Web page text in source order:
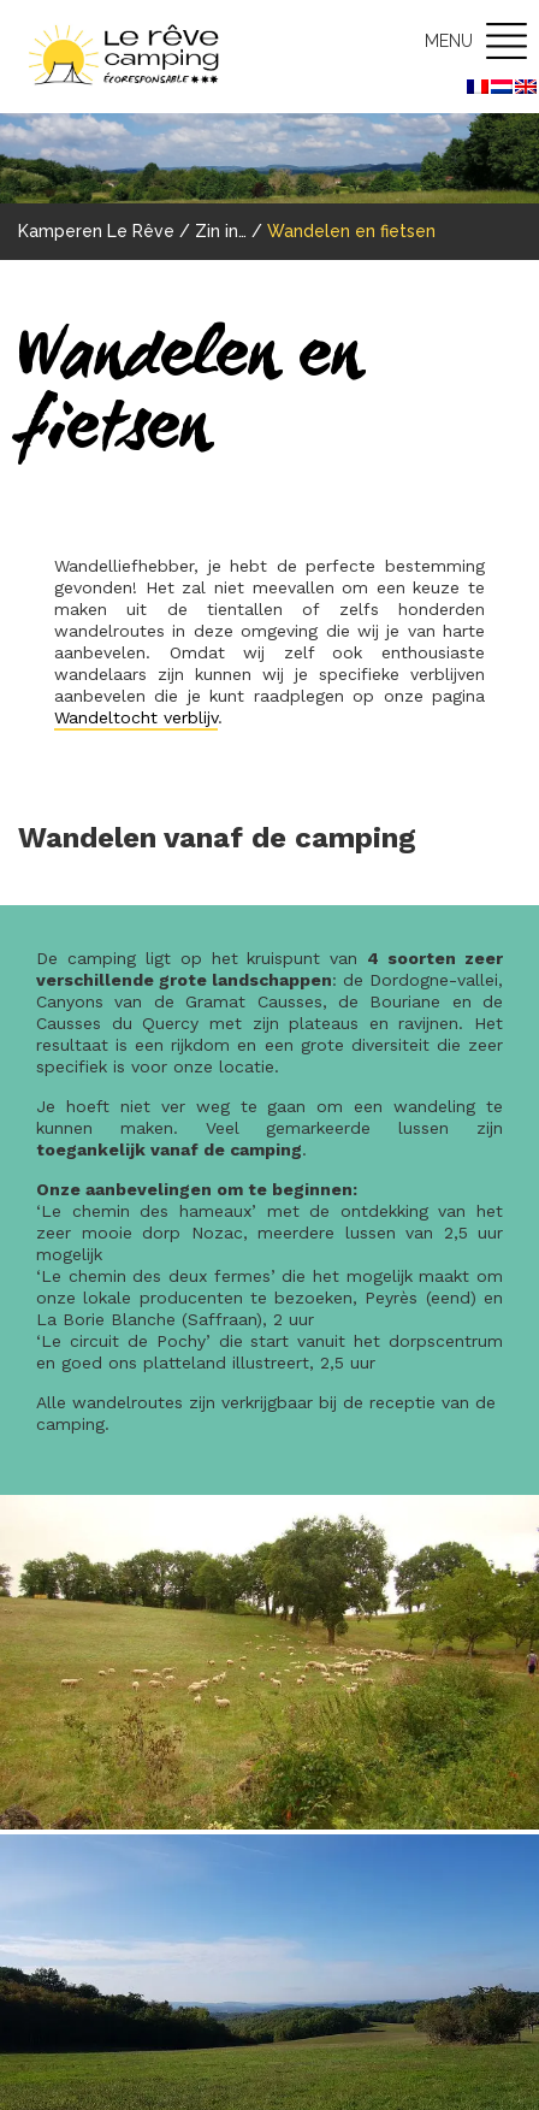
MENU
Kamperen Le Rêve / Zin in… / Wandelen en fietsen
Wandelen en
fietsen
Wandelliefhebber, je hebt de perfecte bestemming
gevonden! Het zal niet meevallen om een keuze te
maken uit de tientallen of zelfs honderden
wandelroutes in deze omgeving die wij je van harte
aanbevelen. Omdat wij zelf ook enthousiaste
wandelaars zijn kunnen wij je specifieke verblijven
aanbevelen die je kunt raadplegen op onze pagina
Wandeltocht verblijv.
Wandelen vanaf de camping
De camping ligt op het kruispunt van 4 soorten zeer
verschillende grote landschappen: de Dordogne-vallei,
Canyons van de Gramat Causses, de Bouriane en de
Causses du Quercy met zijn plateaus en ravijnen. Het
resultaat is een rijkdom en een grote diversiteit die zeer
specifiek is voor onze locatie.
Je hoeft niet ver weg te gaan om een wandeling te
kunnen maken. Veel gemarkeerde lussen zijn
toegankelijk vanaf de camping.
Onze aanbevelingen om te beginnen:
‘Le chemin des hameaux’ met de ontdekking van het
zeer mooie dorp Nozac, meerdere lussen van 2,5 uur
mogelijk
‘Le chemin des deux fermes’ die het mogelijk maakt om
onze lokale producenten te bezoeken, Peyrès (eend) en
La Borie Blanche (Saffraan), 2 uur
‘Le circuit de Pochy’ die start vanuit het dorpscentrum
en goed ons platteland illustreert, 2,5 uur
Alle wandelroutes zijn verkrijgbaar bij de receptie van de
camping.